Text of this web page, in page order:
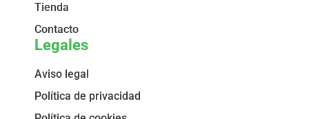
Tienda
Contacto
Legales
Aviso legal
Política de privacidad